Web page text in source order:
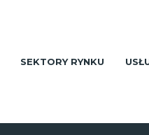
SEKTORY RYNKU